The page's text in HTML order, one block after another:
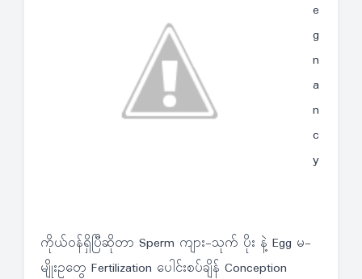
e
g
n
a
n
c
y
ကိုယ်ဝန်ရှိပြီဆိုတာ Sperm ကျား-သုက် ပိုး နဲ့ Egg မ-
မျိုးဥတွေ Fertilization ပေါင်းစပ်ချိန် Conception